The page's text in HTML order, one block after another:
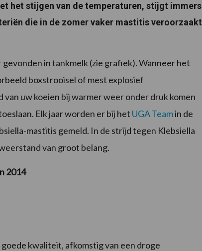
het stijgen van de temperaturen, stijgt immers
die in de zomer vaker mastitis veroorzaakt
in tankmelk (zie grafiek). Wanneer het
boxstrooisel of mest explosief
uw koeien bij warmer weer onder druk komen
Elk jaar worden er bij het UGA Teamin de
mastitis gemeld. In de strijd tegen Klebsiella
van groot belang.
2014
kwaliteit, afkomstig van een droge